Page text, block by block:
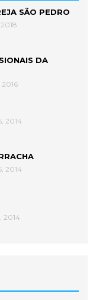
SÃO PEDRO
DA
2014
2014
2014